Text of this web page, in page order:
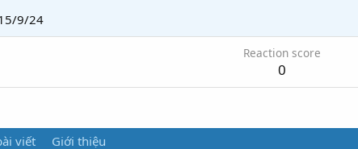
9/24
Reaction score
0
viết Giới thiệu